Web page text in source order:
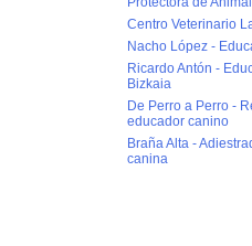
Centro Veterinario
Nacho López -
Ricardo Antón -
Bizkaia
De Perro a Perro -
educador canino
Braña Alta -
canina